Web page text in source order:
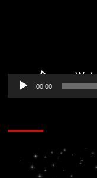
00:00
Reproductor